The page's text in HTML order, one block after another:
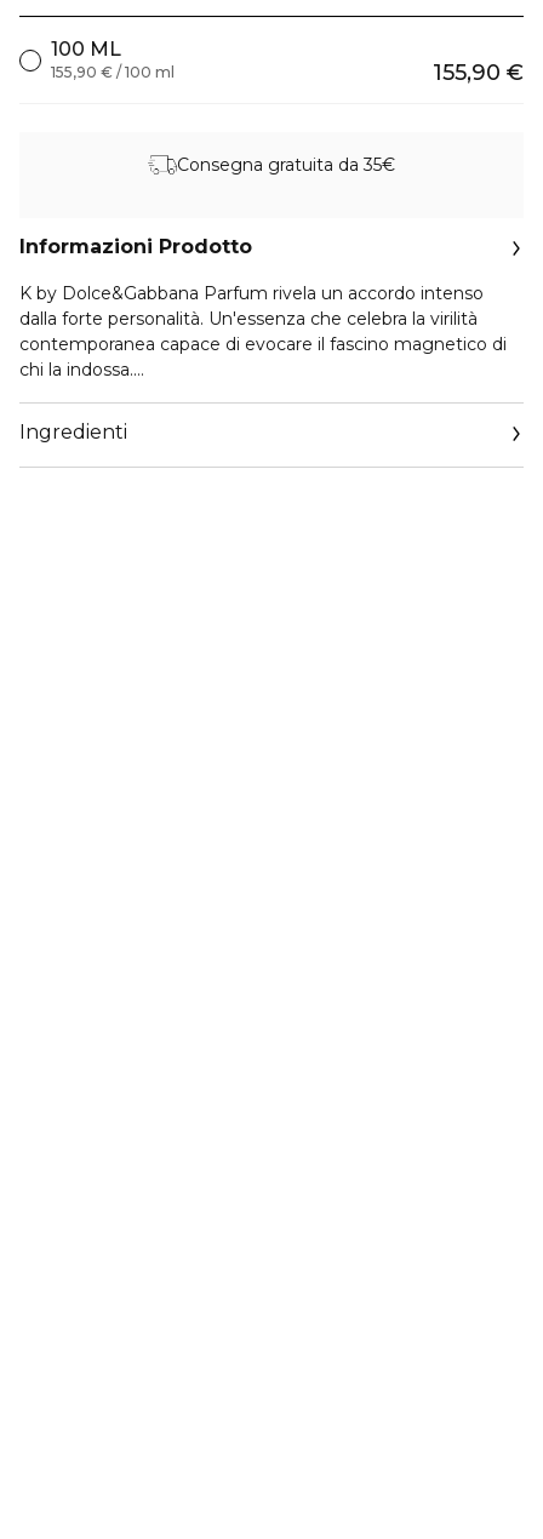
100 ML
155,90 €
155,90 € / 100 ml
Consegna gratuita da 35€
Informazioni Prodotto
K by Dolce&Gabbana Parfum rivela un accordo intenso
dalla forte personalità. Un'essenza che celebra la virilità
contemporanea capace di evocare il fascino magnetico di
chi la indossa.
K by Dolce&Gabbana Parfum: una composizione legnosa e
speziata che sprigiona un'essenza irresistibile.
Ingredienti